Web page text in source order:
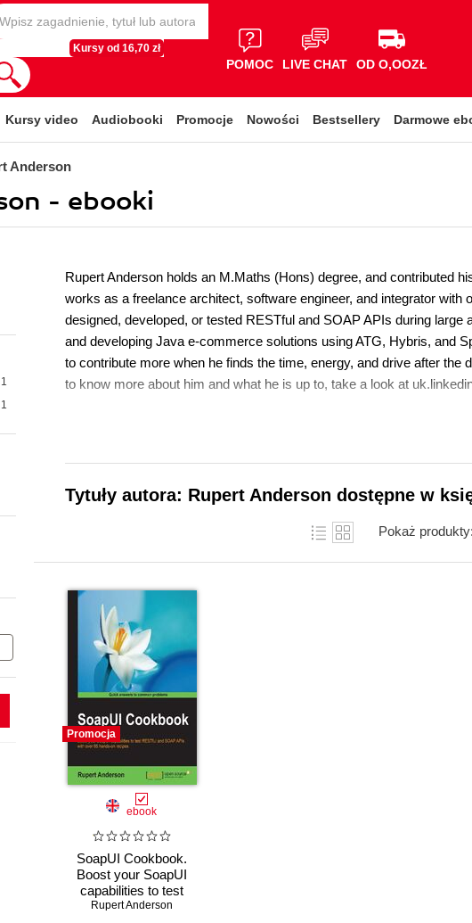
Kursy od 16,70 zł
POMOC LIVE CHAT OD O,OOZŁ
Kursy video Audiobooki Promocje Nowości Bestsellery Darmowe
Anderson
- ebooki
1
1
Rupert Anderson holds an M.Maths (Hons) degree, and contributed
works as a freelance architect, software engineer, and integrator
designed, developed, or tested RESTful and SOAP APIs during
and developing Java e-commerce solutions using ATG, Hybris, and
to contribute more when he finds the time, energy, and drive after
to know more about him and what he is up to, take a look at
Tytuły autora: Rupert Anderson dostępne w
Pokaż produkty:
Promocja
ebook
SoapUI Cookbook.
Boost your SoapUI
capabilities to test
RESTful and SOAP
Rupert Anderson